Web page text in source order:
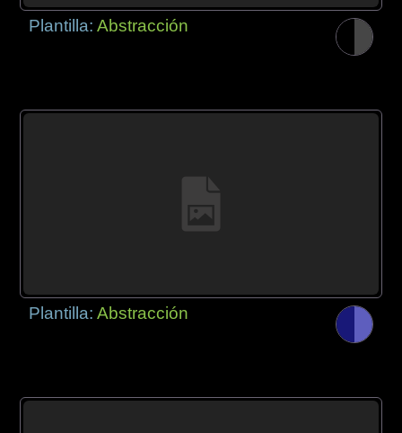
Plantilla:Abstracción
Plantilla:Abstracción